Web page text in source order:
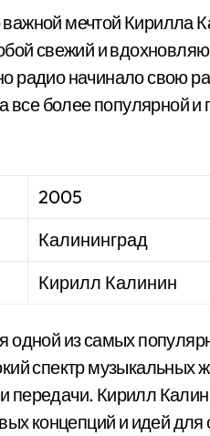
мечтой Кирилла
свежий и
радио начинало свою
все более популярной
2005
Калининград
Кирилл Калинин
из самых
спектр музыкальных
передачи. Кирилл
концепций и идей для